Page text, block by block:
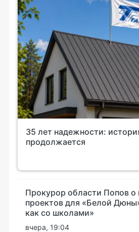
35 лет надежности:
продолжается
Прокурор области Попов о
проектов для «Белой
как со школами»
вчера, 19:04